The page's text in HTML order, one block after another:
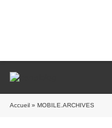
Accueil » MOBILE.ARCHIVES